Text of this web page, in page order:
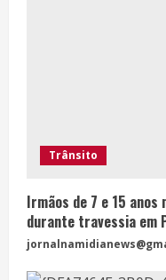
Trânsito
Irmãos de 7 e 15
durante travessia em